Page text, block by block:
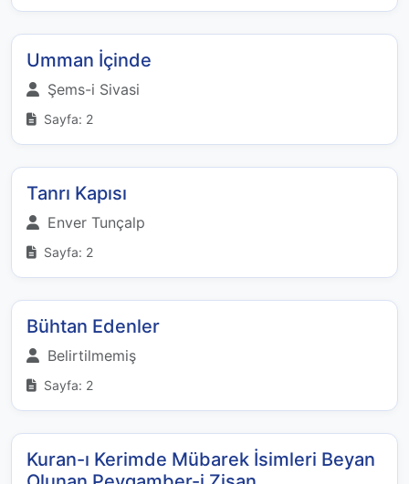
Umman İçinde
Şems-i Sivasi
Sayfa: 2
Tanrı Kapısı
Enver Tunçalp
Sayfa: 2
Bühtan Edenler
Belirtilmemiş
Sayfa: 2
Kuran-ı Kerimde Mübarek İsimleri Beyan